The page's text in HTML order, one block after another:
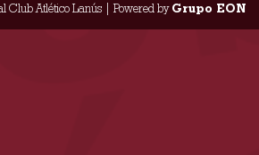
Club Atlético Lanús | Powered byGrupo EON